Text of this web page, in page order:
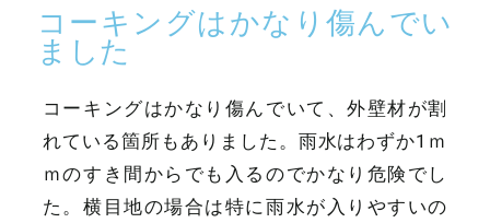
コーキングはかなり傷んでい
ました
コーキングはかなり傷んでいて、外壁材が割
れている箇所もありました。雨水はわずか1ｍ
ｍのすき間からでも入るのでかなり危険でし
た。横目地の場合は特に雨水が入りやすいの